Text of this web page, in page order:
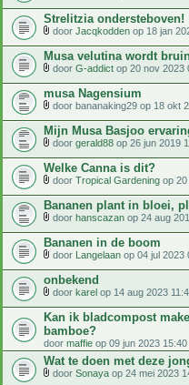
Strelitzia ondersteboven!
door Jacqkodden op 18 jan
Musa velutina wordt
door G-addict op 20 nov 2023
musa Nagensium
door bananaking29 op 18 okt
Mijn Musa Basjoo
door gerald88 op 26 jun 2019
Welke Canna is dit?
door Tropical Gardening op 20
Bananen plant in bloei,
door hanscazan op 24 aug
Bananen in de boom
door Langelaan op 04 jul 2023
onbekend
door karel op 14 aug 2023
Kan ik bladcompost
bamboe?
door maffie op 09 jun 2023 15:40
Wat te doen met deze
door Sonaya op 24 mei 2023